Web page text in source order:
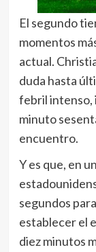
El segundo
momentos
actual.
duda hasta
febril intenso,
minuto
encuentro.
Y es que, en
segundos
establecer el
diez minutos